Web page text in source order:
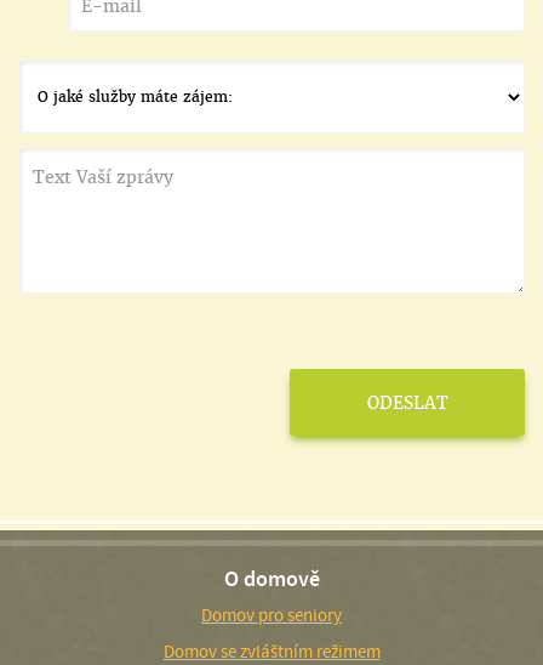
O domově
Domov pro seniory
Domov se zvláštním režimem